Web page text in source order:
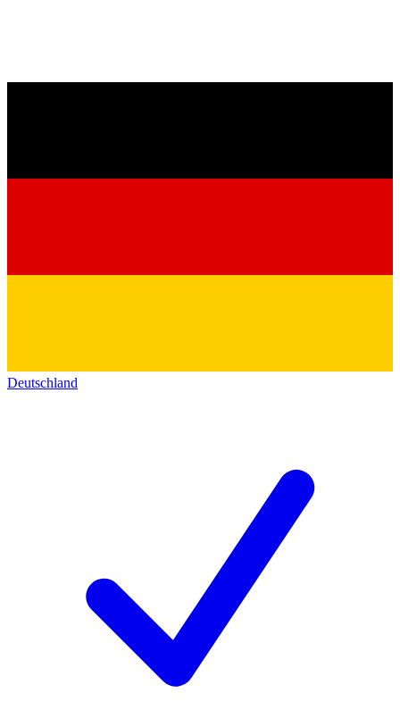
Deutschland